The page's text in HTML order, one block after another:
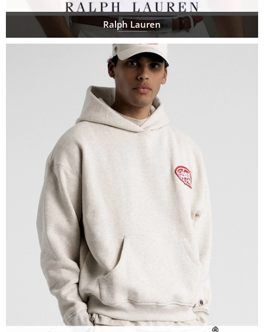
Ralph Lauren